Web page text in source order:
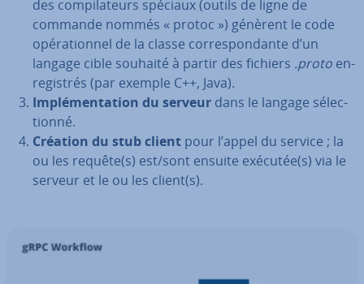
des com­pi­la­teurs spéciaux (outils de ligne de
commande nommés « protoc ») génèrent le code
opé­ra­tion­nel de la classe cor­res­pon­dante d’un
langage cible souhaité à partir des fichiers .proto en­
re­gis­trés (par exemple C++, Java).
Im­plé­men­ta­tion du serveur dans le langage sé­lec­
tionné.
Création du stub client pour l’appel du service ; la
ou les requête(s) est/sont ensuite exécutée(s) via le
serveur et le ou les client(s).